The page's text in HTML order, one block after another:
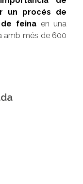
un procés de
feina en una
amb més de 600